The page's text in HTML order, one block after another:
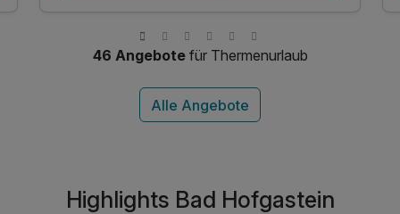
inkl. Eintritt Alpentherme Gastein
46 Angebotefür Thermenurlaub
Highlights Bad Hofgastein